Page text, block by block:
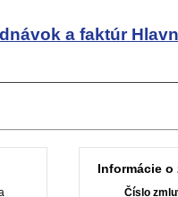
a faktúr
Informácie o
Číslo